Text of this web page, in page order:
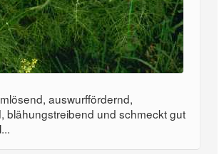
auswurffördernd,
blähungstreibend und schmeckt gut